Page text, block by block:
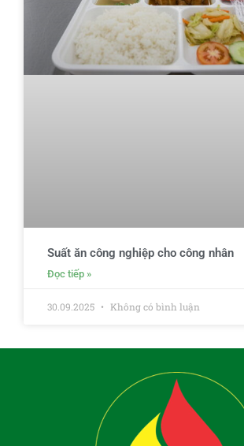
Suất ăn công nghiệp cho công nhân
Đọc tiếp »
30.09.2025 Không có bình luận